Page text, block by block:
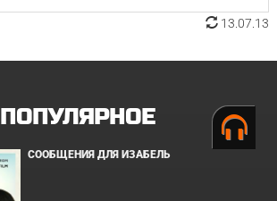
13.07.13
ПОПУЛЯРНОЕ
СООБЩЕНИЯ ДЛЯ ИЗАБЕЛЬ